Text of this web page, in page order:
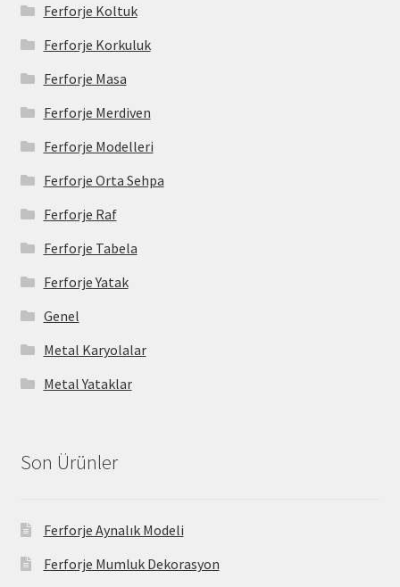
Ferforje Koltuk
Ferforje Korkuluk
Ferforje Masa
Ferforje Merdiven
Ferforje Modelleri
Ferforje Orta Sehpa
Ferforje Raf
Ferforje Tabela
Ferforje Yatak
Genel
Metal Karyolalar
Metal Yataklar
Son Ürünler
Ferforje Aynalık Modeli
Ferforje Mumluk Dekorasyon